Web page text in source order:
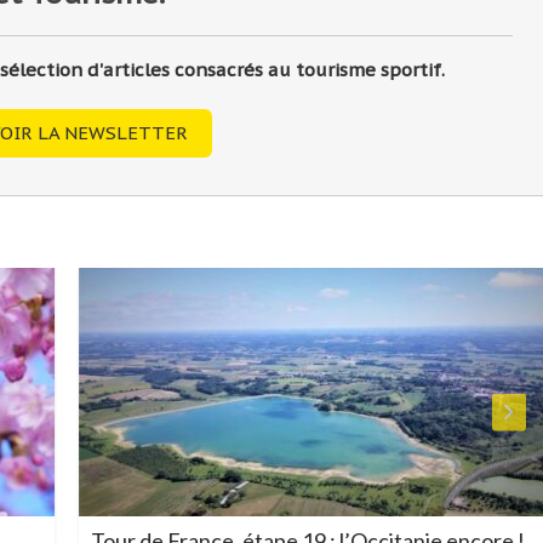
d'articles consacrés au tourisme sportif.
LA NEWSLETTER